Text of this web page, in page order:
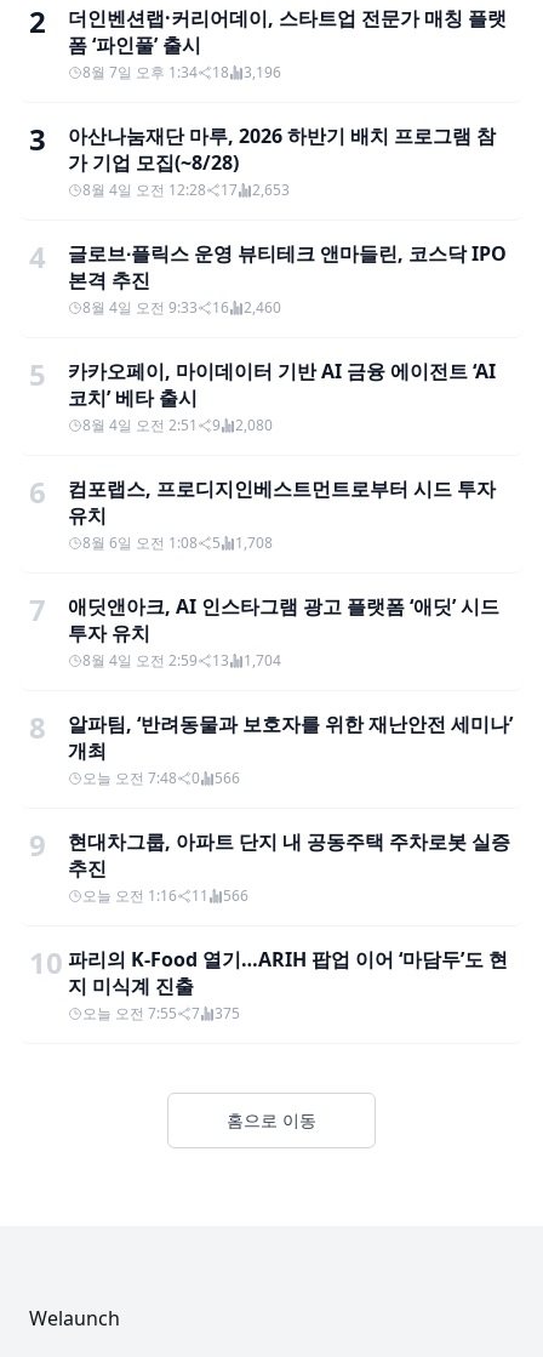
2
더인벤션랩·커리어데이, 스타트업 전문가 매칭 플랫
폼 ‘파인풀’ 출시
8월 7일 오후 1:34 18 3,196
3
아산나눔재단 마루, 2026 하반기 배치 프로그램 참
가 기업 모집(~8/28)
8월 4일 오전 12:28 17 2,653
4
글로브∙플릭스 운영 뷰티테크 앤마들린, 코스닥 IPO
본격 추진
8월 4일 오전 9:33 16 2,460
5
카카오페이, 마이데이터 기반 AI 금융 에이전트 ‘AI
코치’ 베타 출시
8월 4일 오전 2:51 9 2,080
6
컴포랩스, 프로디지인베스트먼트로부터 시드 투자
유치
8월 6일 오전 1:08 5 1,708
7
애딧앤아크, AI 인스타그램 광고 플랫폼 ‘애딧’ 시드
투자 유치
8월 4일 오전 2:59 13 1,704
8
알파팀, ‘반려동물과 보호자를 위한 재난안전 세미나’
개최
오늘 오전 7:48 0 566
9
현대차그룹, 아파트 단지 내 공동주택 주차로봇 실증
추진
오늘 오전 1:16 11 566
10 파리의 K-Food 열기…ARIH 팝업 이어 ‘마담두’도 현
지 미식계 진출
오늘 오전 7:55 7 375
홈으로 이동
Welaunch